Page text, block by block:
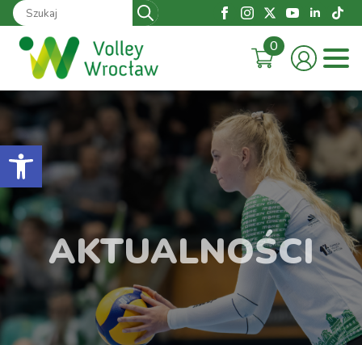
Otwórz pasek narzędzi
Search
for:
0
AKTUALNOŚCI